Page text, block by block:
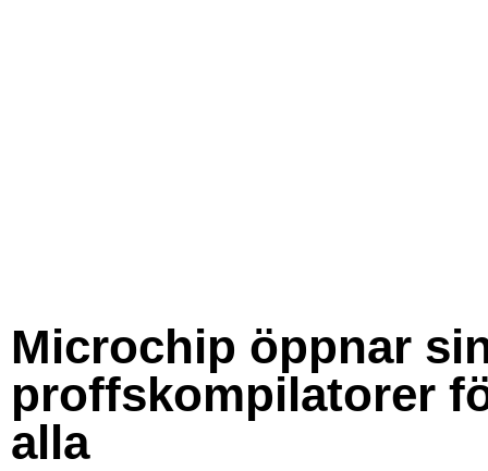
Microchip öppnar
proffskompilatorer
alla